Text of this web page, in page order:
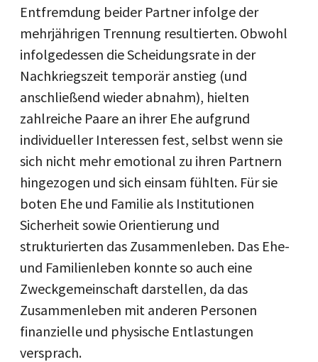
Entfremdung beider Partner infolge der
mehrjährigen Trennung resultierten. Obwohl
infolgedessen die Scheidungsrate in der
Nachkriegszeit temporär anstieg (und
anschließend wieder abnahm), hielten
zahlreiche Paare an ihrer Ehe aufgrund
individueller Interessen fest, selbst wenn sie
sich nicht mehr emotional zu ihren Partnern
hingezogen und sich einsam fühlten. Für sie
boten Ehe und Familie als Institutionen
Sicherheit sowie Orientierung und
strukturierten das Zusammenleben. Das Ehe-
und Familienleben konnte so auch eine
Zweckgemeinschaft darstellen, da das
Zusammenleben mit anderen Personen
finanzielle und physische Entlastungen
versprach.